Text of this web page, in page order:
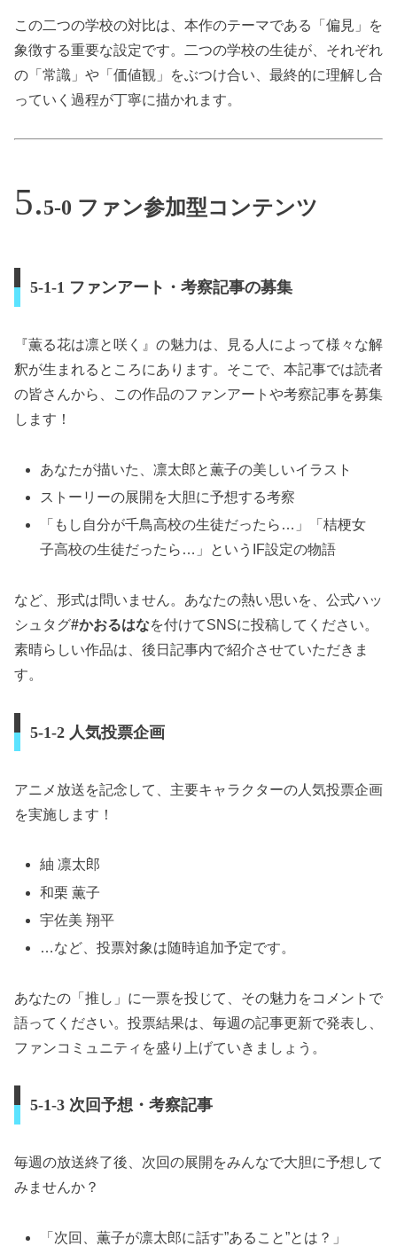
この二つの学校の対比は、本作のテーマである「偏見」を
象徴する重要な設定です。二つの学校の生徒が、それぞれ
の「常識」や「価値観」をぶつけ合い、最終的に理解し合
っていく過程が丁寧に描かれます。
5-0 ファン参加型コンテンツ
5-1-1 ファンアート・考察記事の募集
『薫る花は凛と咲く』の魅力は、見る人によって様々な解
釈が生まれるところにあります。そこで、本記事では読者
の皆さんから、この作品のファンアートや考察記事を募集
します！
あなたが描いた、凛太郎と薫子の美しいイラスト
ストーリーの展開を大胆に予想する考察
「もし自分が千鳥高校の生徒だったら…」「桔梗女
子高校の生徒だったら…」というIF設定の物語
など、形式は問いません。あなたの熱い思いを、公式ハッ
シュタグ#かおるはなを付けてSNSに投稿してください。
素晴らしい作品は、後日記事内で紹介させていただきま
す。
5-1-2 人気投票企画
アニメ放送を記念して、主要キャラクターの人気投票企画
を実施します！
紬 凛太郎
和栗 薫子
宇佐美 翔平
…など、投票対象は随時追加予定です。
あなたの「推し」に一票を投じて、その魅力をコメントで
語ってください。投票結果は、毎週の記事更新で発表し、
ファンコミュニティを盛り上げていきましょう。
5-1-3 次回予想・考察記事
毎週の放送終了後、次回の展開をみんなで大胆に予想して
みませんか？
「次回、薫子が凛太郎に話す”あること”とは？」